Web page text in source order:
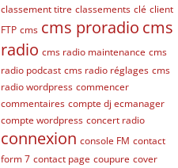
classement titre classements clé client
FTP cms cms proradio cms
radio cms radio maintenance cms
radio podcast cms radio réglages cms
radio wordpress commencer
commentaires compte dj ecmanager
compte wordpress concert radio
connexion console FM contact
form 7 contact page coupure cover